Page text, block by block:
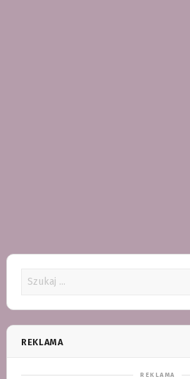
REKLAMA